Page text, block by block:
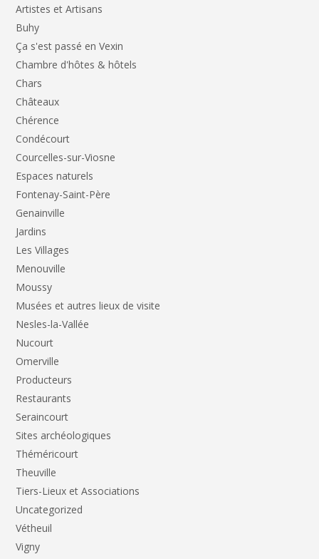
Artistes et Artisans
Buhy
Ça s'est passé en Vexin
Chambre d'hôtes & hôtels
Chars
Châteaux
Chérence
Condécourt
Courcelles-sur-Viosne
Espaces naturels
Fontenay-Saint-Père
Genainville
Jardins
Les Villages
Menouville
Moussy
Musées et autres lieux de visite
Nesles-la-Vallée
Nucourt
Omerville
Producteurs
Restaurants
Seraincourt
Sites archéologiques
Théméricourt
Theuville
Tiers-Lieux et Associations
Uncategorized
Vétheuil
Vigny